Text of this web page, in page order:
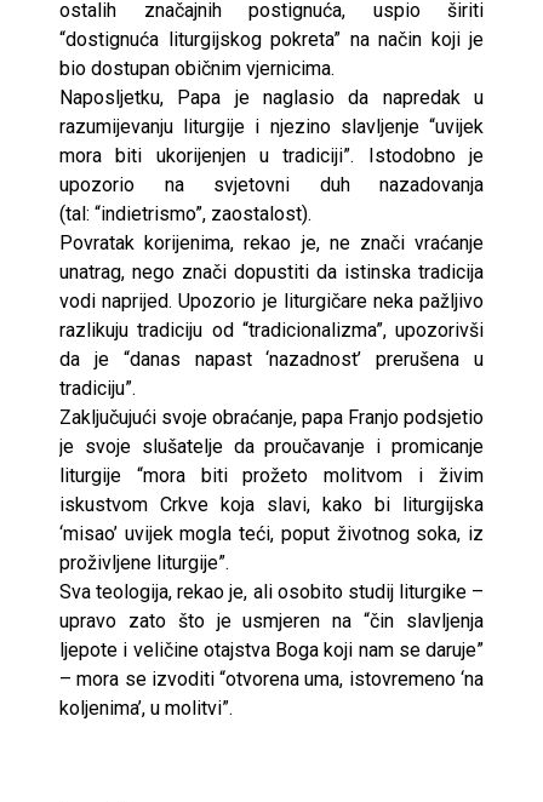
ostalih značajnih postignuća, uspio širiti
“dostignuća liturgijskog pokreta” na način koji je
bio dostupan običnim vjernicima.
Naposljetku, Papa je naglasio da napredak u
razumijevanju liturgije i njezino slavljenje “uvijek
mora biti ukorijenjen u tradiciji”. Istodobno je
upozorio na svjetovni duh nazadovanja
(tal: “indietrismo”, zaostalost).
Povratak korijenima, rekao je, ne znači vraćanje
unatrag, nego znači dopustiti da istinska tradicija
vodi naprijed. Upozorio je liturgičare neka pažljivo
razlikuju tradiciju od “tradicionalizma”, upozorivši
da je “danas napast ‘nazadnost’ prerušena u
tradiciju”.
Zaključujući svoje obraćanje, papa Franjo podsjetio
je svoje slušatelje da proučavanje i promicanje
liturgije “mora biti prožeto molitvom i živim
iskustvom Crkve koja slavi, kako bi liturgijska
‘misao’ uvijek mogla teći, poput životnog soka, iz
proživljene liturgije”.
Sva teologija, rekao je, ali osobito studij liturgike –
upravo zato što je usmjeren na “čin slavljenja
ljepote i veličine otajstva Boga koji nam se daruje”
– mora se izvoditi “otvorena uma, istovremeno ‘na
koljenima’, u molitvi”.